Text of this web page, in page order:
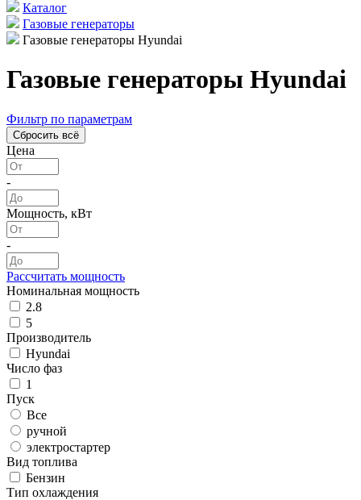
Каталог
Газовые генераторы
Газовые генераторы Hyundai
Газовые генераторы Hyundai
Фильтр по параметрам
Цена
-
Мощность, кВт
-
Рассчитать мощность
Номинальная мощность
2.8
5
Производитель
Hyundai
Число фаз
1
Пуск
Все
ручной
электростартер
Вид топлива
Бензин
Тип охлаждения